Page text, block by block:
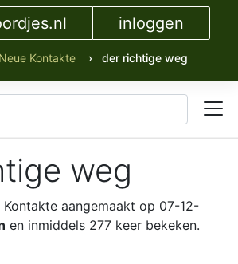
inloggen
Kontakte › der richtige weg
weg
Kontakte aangemaakt op 07-12-
en inmiddels 277 keer bekeken.